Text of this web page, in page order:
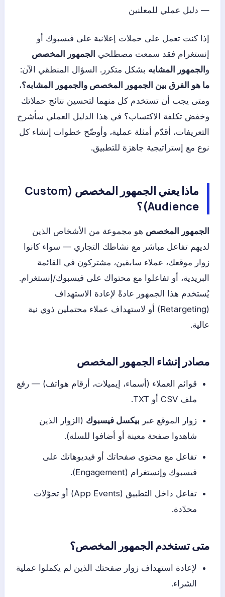
— دليل عملي للمعلنين
إذا كنت تعمل على حملات إعلانية على فيسبوك أو
إنستغرام فقد سمعت مصطلحي الجمهور المخصص
والجمهور المشابه بشكل متكرر. السؤال المنطقي الآن:
ما هو الفرق بين الجمهور المخصص والجمهور المشابه؟،
ومتى يجب أن تستخدم كل منهما لتحسين نتائج حملاتك
وخفض تكلفة الاكتساب؟ في هذا الدليل العملي سأشرح
التعريفات، أقدّم أمثلة عملية، وأوضّح خطوات إنشاء كل
نوع مع إستراتيجية جاهزة للتطبيق.
ماذا يعني الجمهور المخصص (Custom
Audience)؟
الجمهور المخصص هو مجموعة من الأشخاص الذين
لديهم تفاعل مباشر مع نشاطك التجاري — سواء كانوا
زوار موقعك، عملاء سابقين، مشتركون في القائمة
البريدية، أو تفاعلوا مع محتواك على فيسبوك/إنستغرام.
يُستخدم هذا الجمهور عادةً لإعادة الاستهداف
(Retargeting) أو لاستهداف عملاء محتملين ذوي نية
عالية.
مصادر إنشاء الجمهور المخصص
قوائم العملاء (أسماء، إيميلات، أرقام هواتف) — رفع
ملف CSV أو TXT.
زوار الموقع عبر بيكسل فيسبوك (الزوار الذين
شاهدوا صفحة معينة أو أضافوا للسلة).
تفاعل مع محتوى صفحاتك أو فيديوهاتك على
فيسبوك وإنستغرام (Engagement).
تفاعل داخل التطبيق (App Events) أو تحوّلات
محدّدة.
متى تستخدم الجمهور المخصص؟
لإعادة استهداف زوار صفحتك الذين لم يكملوا عملية
الشراء.